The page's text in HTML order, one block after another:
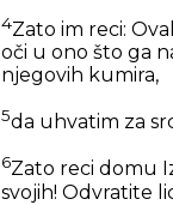
4Zato im reci:
oči u ono što ga
njegovih kumira,
5da uhvatim za
6Zato reci domu
svojih! Odvratite